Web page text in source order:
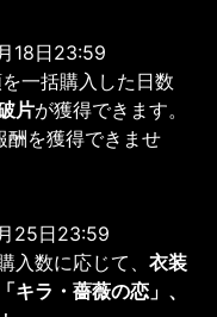
18日23:59
一括購入した日数
片が獲得できます。
酬を獲得できませ
25日23:59
入数に応じて、衣装
キラ・薔薇の恋」、